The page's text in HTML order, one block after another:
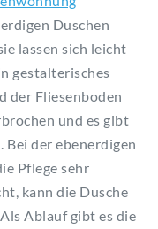
Duschen
lassen sich leicht
gestalterisches
der Fliesenboden
und es gibt
Bei der ebenerdigen
Pflege sehr
kann die Dusche
Ablauf gibt es die